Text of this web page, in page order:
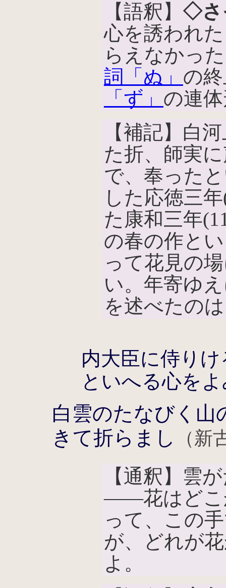
【語釈】 ◇さ
心を誘われ
らえなかっ
詞「ぬ」 の
「ず」 の連
【補記】白
た折、師実
で、奉った
した応徳三
た康和三年
の春の作と
って花見の
い。年寄ゆ
を述べたの
内大臣に侍り
といへる心を
白雲のたなびく山
きて折らまし
（新
【通釈】雲
――花はどこ
って、この
が、どれが
よ。